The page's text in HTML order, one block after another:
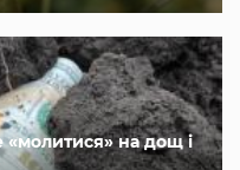
на дощ і